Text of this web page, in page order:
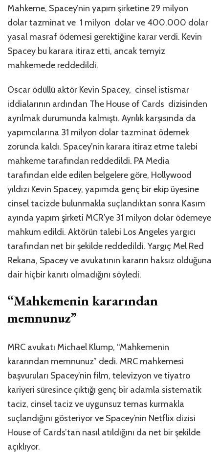
Mahkeme, Spacey’nin yapım şirketine 29 milyon
dolar tazminat ve 1 milyon dolar ve 400.000 dolar
yasal masraf ödemesi gerektiğine karar verdi. Kevin
Spacey bu karara itiraz etti, ancak temyiz
mahkemede reddedildi.
Oscar ödüllü aktör Kevin Spacey, cinsel istismar
iddialarının ardından The House of Cards dizisinden
ayrılmak durumunda kalmıştı. Ayrılık karşısında da
yapımcılarına 31 milyon dolar tazminat ödemek
zorunda kaldı. Spacey’nin karara itiraz etme talebi
mahkeme tarafından reddedildi. PA Media
tarafından elde edilen belgelere göre, Hollywood
yıldızı Kevin Spacey, yapımda genç bir ekip üyesine
cinsel tacizde bulunmakla suçlandıktan sonra Kasım
ayında yapım şirketi MCR’ye 31 milyon dolar ödemeye
mahkum edildi. Aktörün talebi Los Angeles yargıcı
tarafından net bir şekilde reddedildi. Yargıç Mel Red
Rekana, Spacey ve avukatının kararın haksız olduğuna
dair hiçbir kanıtı olmadığını söyledi.
“Mahkemenin kararından
memnunuz”
MRC avukatı Michael Klump, “Mahkemenin
kararından memnunuz” dedi. MRC mahkemesi
başvuruları Spacey’nin film, televizyon ve tiyatro
kariyeri süresince çıktığı genç bir adamla sistematik
taciz, cinsel taciz ve uygunsuz temas kurmakla
suçlandığını gösteriyor ve Spacey’nin Netflix dizisi
House of Cards’tan nasıl atıldığını da net bir şekilde
açıklıyor.